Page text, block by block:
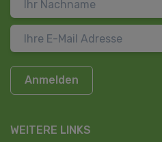
Anmelden
WEITERE LINKS